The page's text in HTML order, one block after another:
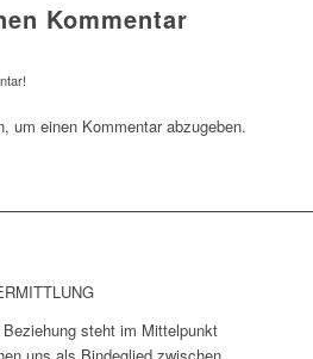
Kommentar
um einen Kommentar abzugeben.
steht im Mittelpunkt